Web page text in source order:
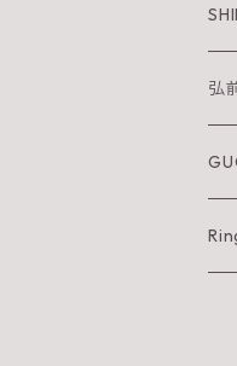
太
弘
お
箸